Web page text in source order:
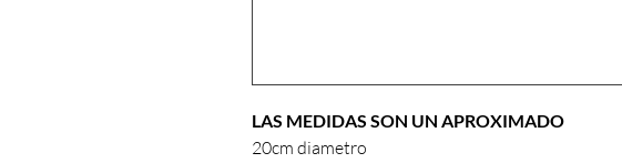
LAS MEDIDAS SON UN APROXIMADO
20cm diametro